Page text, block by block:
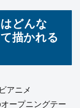
どんな
描かれる
アニメ
ープニングテー